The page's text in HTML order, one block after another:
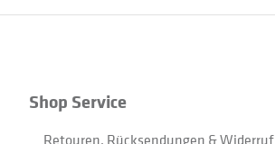
Shop Service
Retouren, Rücksendungen & Widerruf